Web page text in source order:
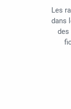
Les
dans
des